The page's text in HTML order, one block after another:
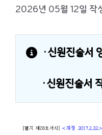
2026년 05월 12일 작
·신원진술서
·신원진술서